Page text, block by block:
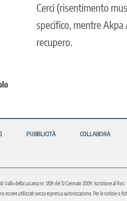
Cerci (risentimento
specifico, mentre
recupero.
PUBBLICITÀ COLLABORA
della Lucania nr. 1/09 del 12 Gennaio 2009. Iscrizione al
essere utilizzati senza espressa autorizzazione. Per le notizie